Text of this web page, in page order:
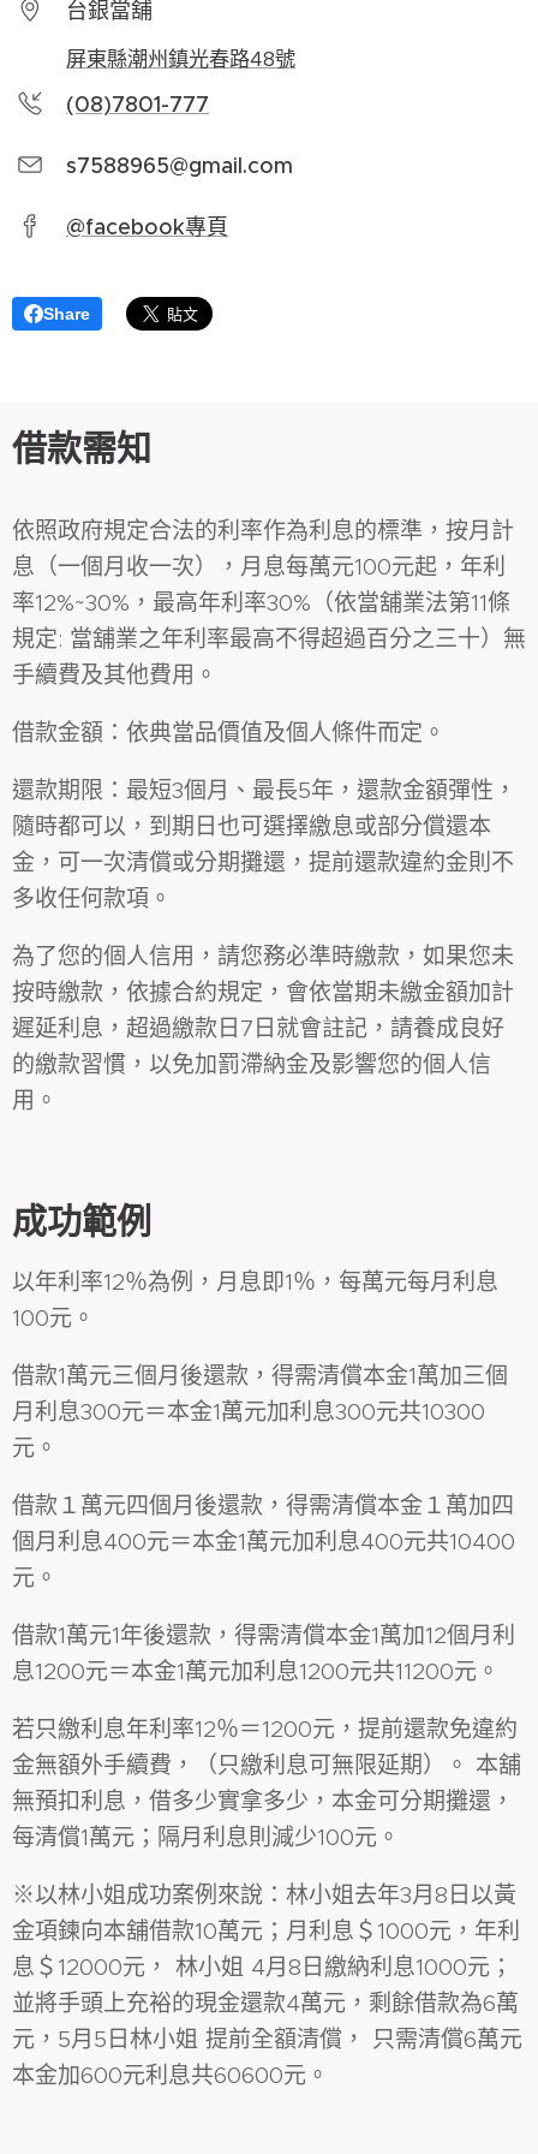
台銀當舖
屏東縣潮州鎮光春路48號
(08)7801-777
s7588965@gmail.com
@facebook專頁
Share
借款需知
依照政府規定合法的利率作為利息的標準，按月計
息（一個月收一次），月息每萬元100元起，年利
率12%~30%，最高年利率30%（依當舖業法第11條
規定: 當舖業之年利率最高不得超過百分之三十）無
手續費及其他費用。
借款金額：依典當品價值及個人條件而定。
還款期限：最短3個月、最長5年，還款金額彈性，
隨時都可以，到期日也可選擇繳息或部分償還本
金，可一次清償或分期攤還，提前還款違約金則不
多收任何款項。
為了您的個人信用，請您務必準時繳款，如果您未
按時繳款，依據合約規定，會依當期未繳金額加計
遲延利息，超過繳款日7日就會註記，請養成良好
的繳款習慣，以免加罰滯納金及影響您的個人信
用。
成功範例
以年利率12％為例，月息即1％，每萬元每月利息
100元。
借款1萬元三個月後還款，得需清償本金1萬加三個
月利息300元＝本金1萬元加利息300元共10300
元。
借款１萬元四個月後還款，得需清償本金１萬加四
個月利息400元＝本金1萬元加利息400元共10400
元。
借款1萬元1年後還款，得需清償本金1萬加12個月利
息1200元＝本金1萬元加利息1200元共11200元。
若只繳利息年利率12％＝1200元，提前還款免違約
金無額外手續費，（只繳利息可無限延期）。 本舖
無預扣利息，借多少實拿多少，本金可分期攤還，
每清償1萬元；隔月利息則減少100元。
※以林小姐成功案例來說：林小姐去年3月8日以黃
金項鍊向本舖借款10萬元；月利息＄1000元，年利
息＄12000元， 林小姐 4月8日繳納利息1000元；
並將手頭上充裕的現金還款4萬元，剩餘借款為6萬
元，5月5日林小姐 提前全額清償， 只需清償6萬元
本金加600元利息共60600元。